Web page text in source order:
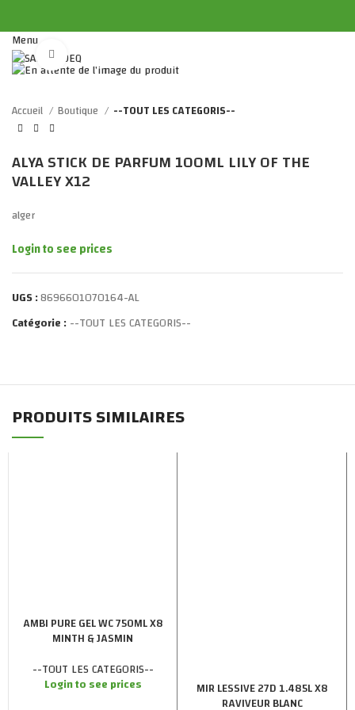
Menu
Click to enlarge
Accueil Boutique --TOUT LES CATEGORIS--
ALYA STICK DE PARFUM 100ML LILY OF THE
VALLEY X12
alger
Login to see prices
UGS :8696601070164-AL
Catégorie :--TOUT LES CATEGORIS--
PRODUITS SIMILAIRES
AMBI PURE GEL WC 750ML X8
MINTH & JASMIN
--TOUT LES CATEGORIS--
Login to see prices MIR LESSIVE 27D 1.485L X8
RAVIVEUR BLANC